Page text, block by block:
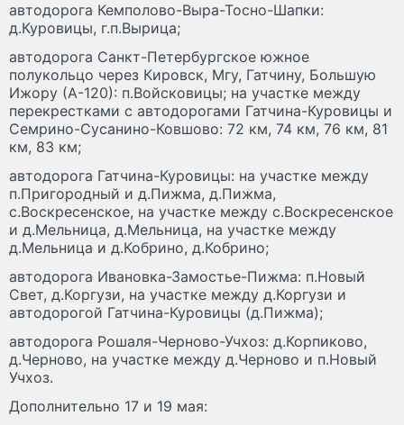
автодорога Кемполово-Выра-Тосно-Шапки:
д.Куровицы, г.п.Вырица;
автодорога Санкт-Петербургское южное
полукольцо через Кировск, Мгу, Гатчину, Большую
Ижору (А-120): п.Войсковицы; на участке между
перекрестками с автодорогами Гатчина-Куровицы и
Семрино-Сусанино-Ковшово: 72 км, 74 км, 76 км, 81
км, 83 км;
автодорога Гатчина-Куровицы: на участке между
п.Пригородный и д.Пижма, д.Пижма,
с.Воскресенское, на участке между с.Воскресенское
и д.Мельница, д.Мельница, на участке между
д.Мельница и д.Кобрино, д.Кобрино;
автодорога Ивановка-Замостье-Пижма: п.Новый
Свет, д.Коргузи, на участке между д.Коргузи и
автодорогой Гатчина-Куровицы (д.Пижма);
автодорога Рошаля-Черново-Учхоз: д.Корпиково,
д.Черново, на участке между д.Черново и п.Новый
Учхоз.
Дополнительно 17 и 19 мая: